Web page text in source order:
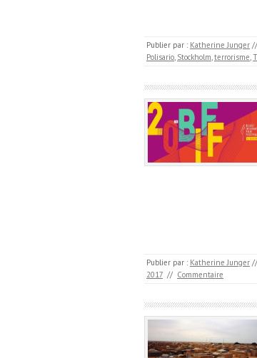
Publier par : Katherine Junger //
Polisario, Stockholm,terrorisme,
Publier par : Katherine Junger //
2017 // Commentaire